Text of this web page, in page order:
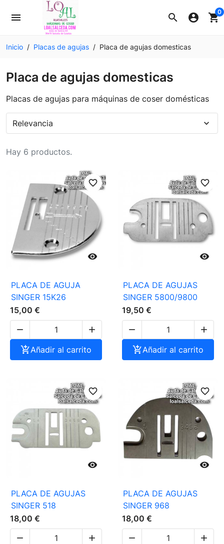
search
menu account_circle shopping_cart0
Inicio Placas de agujas Placa de agujas domesticas
Placa de agujas domesticas
Placas de agujas para máquinas de coser domésticas
Hay 6 productos.
Relevancia expand_more

favorite_border
PLACA DE AGUJA
SINGER 15K26
15,00 €


Añadir al carrito

favorite_border
PLACA DE AGUJAS
SINGER 5800/9800
19,50 €


Añadir al carrito

favorite_border
PLACA DE AGUJAS
SINGER 518
18,00 €



favorite_border
PLACA DE AGUJAS
SINGER 968
18,00 €

